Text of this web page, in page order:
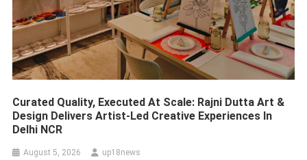
Curated Quality, Executed At Scale: Rajni Dutta Art &
Design Delivers Artist-Led Creative Experiences In
Delhi NCR
August 5, 2026 up18news